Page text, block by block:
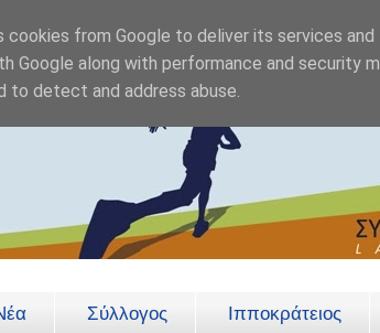
Σύλλογος Ιπποκράτειος
cookies from Google to deliver its services
Google along with performance and security
to detect and address abuse.